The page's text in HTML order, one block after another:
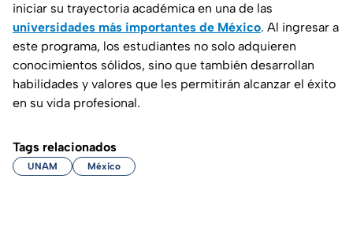
iniciar su trayectoria académica en una de las
universidades más importantes de México. Al ingresar a
este programa, los estudiantes no solo adquieren
conocimientos sólidos, sino que también desarrollan
habilidades y valores que les permitirán alcanzar el éxito
en su vida profesional.
Tags relacionados
UNAM México